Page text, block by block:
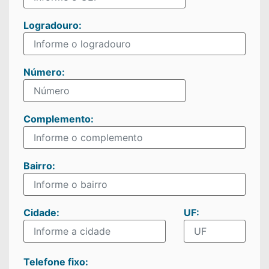
Logradouro:
Número:
Complemento:
Bairro:
Cidade: UF:
Telefone fixo: